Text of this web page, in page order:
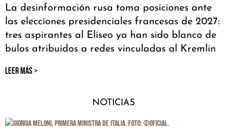
La desinformación rusa toma posiciones ante
las elecciones presidenciales francesas de 2027:
tres aspirantes al Elíseo ya han sido blanco de
bulos atribuidos a redes vinculadas al Kremlin
LEER MÁS >
NOTICIAS